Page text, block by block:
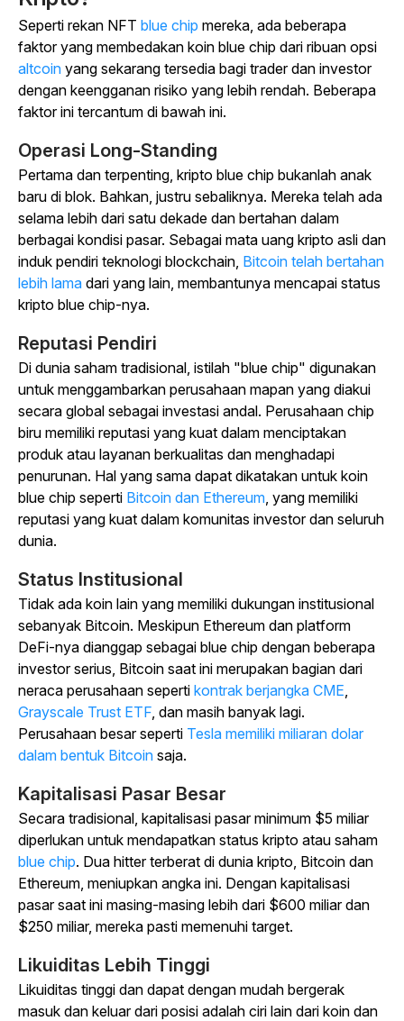
Seperti rekan NFT blue chip mereka, ada beberapa
faktor yang membedakan koin blue chip dari ribuan opsi
altcoin yang sekarang tersedia bagi trader dan investor
dengan keengganan risiko yang lebih rendah. Beberapa
faktor ini tercantum di bawah ini.
Operasi Long-Standing
Pertama dan terpenting, kripto blue chip bukanlah anak
baru di blok. Bahkan, justru sebaliknya. Mereka telah ada
selama lebih dari satu dekade dan bertahan dalam
berbagai kondisi pasar. Sebagai mata uang kripto asli dan
induk pendiri teknologi blockchain, Bitcoin telah bertahan
lebih lama dari yang lain, membantunya mencapai status
kripto blue chip-nya.
Reputasi Pendiri
Di dunia saham tradisional, istilah "blue chip" digunakan
untuk menggambarkan perusahaan mapan yang diakui
secara global sebagai investasi andal. Perusahaan chip
biru memiliki reputasi yang kuat dalam menciptakan
produk atau layanan berkualitas dan menghadapi
penurunan. Hal yang sama dapat dikatakan untuk koin
blue chip seperti Bitcoin dan Ethereum , yang memiliki
reputasi yang kuat dalam komunitas investor dan seluruh
dunia.
Status Institusional
Tidak ada koin lain yang memiliki dukungan institusional
sebanyak Bitcoin. Meskipun Ethereum dan platform
DeFi-nya dianggap sebagai blue chip dengan beberapa
investor serius, Bitcoin saat ini merupakan bagian dari
neraca perusahaan seperti kontrak berjangka CME
Grayscale Trust ETF dan masih banyak lagi.
Perusahaan besar seperti Tesla memiliki miliaran dolar
dalam bentuk Bitcoin saja.
Kapitalisasi Pasar Besar
Secara tradisional, kapitalisasi pasar minimum $5 miliar
diperlukan untuk mendapatkan status kripto atau saham
blue chip. Dua hitter terberat di dunia kripto, Bitcoin dan
Ethereum, meniupkan angka ini. Dengan kapitalisasi
pasar saat ini masing-masing lebih dari $600 miliar dan
$250 miliar, mereka pasti memenuhi target.
Likuiditas Lebih Tinggi
Likuiditas tinggi dan dapat dengan mudah bergerak
masuk dan keluar dari posisi adalah ciri lain dari koin dan